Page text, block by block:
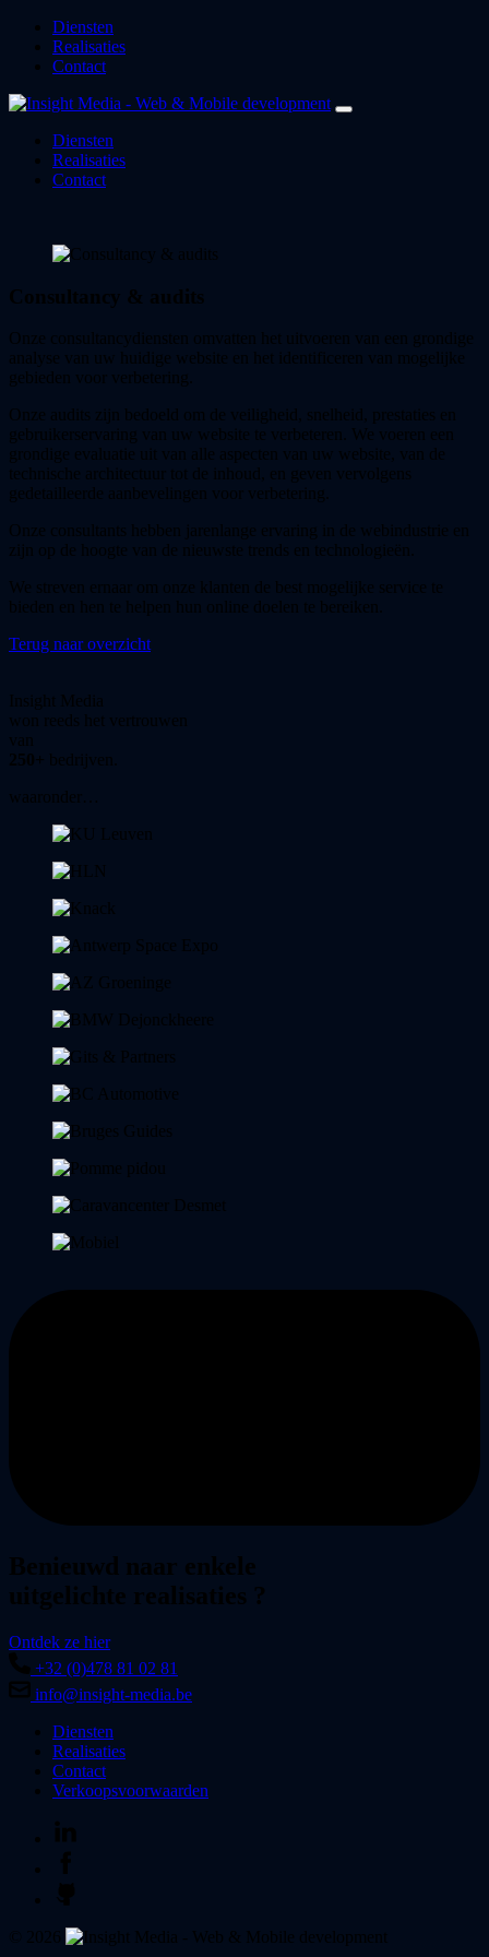
Diensten
Realisaties
Contact
Diensten
Realisaties
Contact
Consultancy & audits
Onze consultancydiensten omvatten het uitvoeren van een grondige
analyse van uw huidige website en het identificeren van mogelijke
gebieden voor verbetering.
Onze audits zijn bedoeld om de veiligheid, snelheid, prestaties en
gebruikerservaring van uw website te verbeteren. We voeren een
grondige evaluatie uit van alle aspecten van uw website, van de
technische architectuur tot de inhoud, en geven vervolgens
gedetailleerde aanbevelingen voor verbetering.
Onze consultants hebben jarenlange ervaring in de webindustrie en
zijn op de hoogte van de nieuwste trends en technologieën.
We streven ernaar om onze klanten de best mogelijke service te
bieden en hen te helpen hun online doelen te bereiken.
Terug naar overzicht
Insight Media
won reeds het vertrouwen
van
250+ bedrijven.
waaronder…
Benieuwd naar enkele
uitgelichte realisaties ?
Ontdek ze hier
+32 (0)478 81 02 81
info@insight-media.be
Diensten
Realisaties
Contact
Verkoopsvoorwaarden
© 2026